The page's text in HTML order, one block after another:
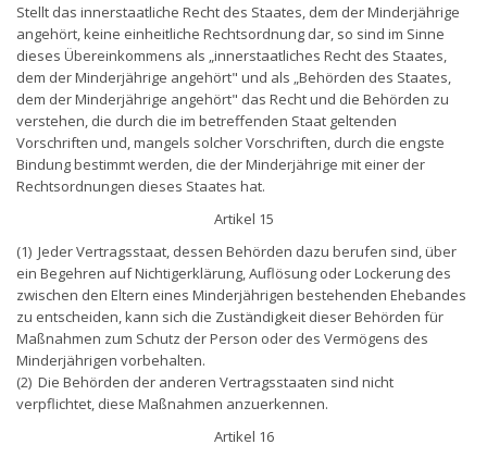
Stellt das innerstaatliche Recht des Staates, dem der Minderjährige
angehört, keine einheitliche Rechtsordnung dar, so sind im Sinne
dieses Übereinkommens als „innerstaatliches Recht des Staates,
dem der Minderjährige angehört" und als „Behörden des Staates,
dem der Minderjährige angehört" das Recht und die Behörden zu
verstehen, die durch die im betreffenden Staat geltenden
Vorschriften und, mangels solcher Vorschriften, durch die engste
Bindung bestimmt werden, die der Minderjährige mit einer der
Rechtsordnungen dieses Staates hat.
Artikel 15
(1) Jeder Vertragsstaat, dessen Behörden dazu berufen sind, über
ein Begehren auf Nichtigerklärung, Auflösung oder Lockerung des
zwischen den Eltern eines Minderjährigen bestehenden Ehebandes
zu entscheiden, kann sich die Zuständigkeit dieser Behörden für
Maßnahmen zum Schutz der Person oder des Vermögens des
Minderjährigen vorbehalten.
(2) Die Behörden der anderen Vertragsstaaten sind nicht
verpflichtet, diese Maßnahmen anzuerkennen.
Artikel 16